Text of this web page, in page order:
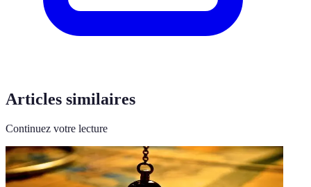
Articles similaires
Continuez votre lecture